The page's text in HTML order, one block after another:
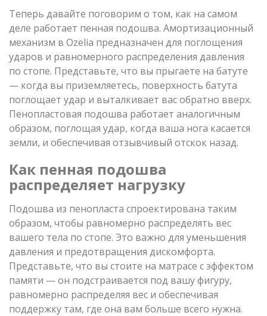
Теперь давайте поговорим о том, как на самом
деле работает пенная подошва. Амортизационный
механизм в Ozelia предназначен для поглощения
ударов и равномерного распределения давления
по стопе. Представьте, что вы прыгаете на батуте
— когда вы приземляетесь, поверхность батута
поглощает удар и выталкивает вас обратно вверх.
Пенопластовая подошва работает аналогичным
образом, поглощая удар, когда ваша нога касается
земли, и обеспечивая отзывчивый отскок назад.
Как пенная подошва
распределяет нагрузку
Подошва из пенопласта спроектирована таким
образом, чтобы равномерно распределять вес
вашего тела по стопе. Это важно для уменьшения
давления и предотвращения дискомфорта.
Представьте, что вы стоите на матрасе с эффектом
памяти — он подстраивается под вашу фигуру,
равномерно распределяя вес и обеспечивая
поддержку там, где она вам больше всего нужна.